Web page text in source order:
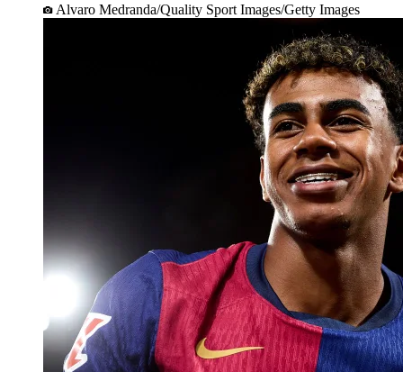
Alvaro Medranda/Quality Sport Images/Getty Images